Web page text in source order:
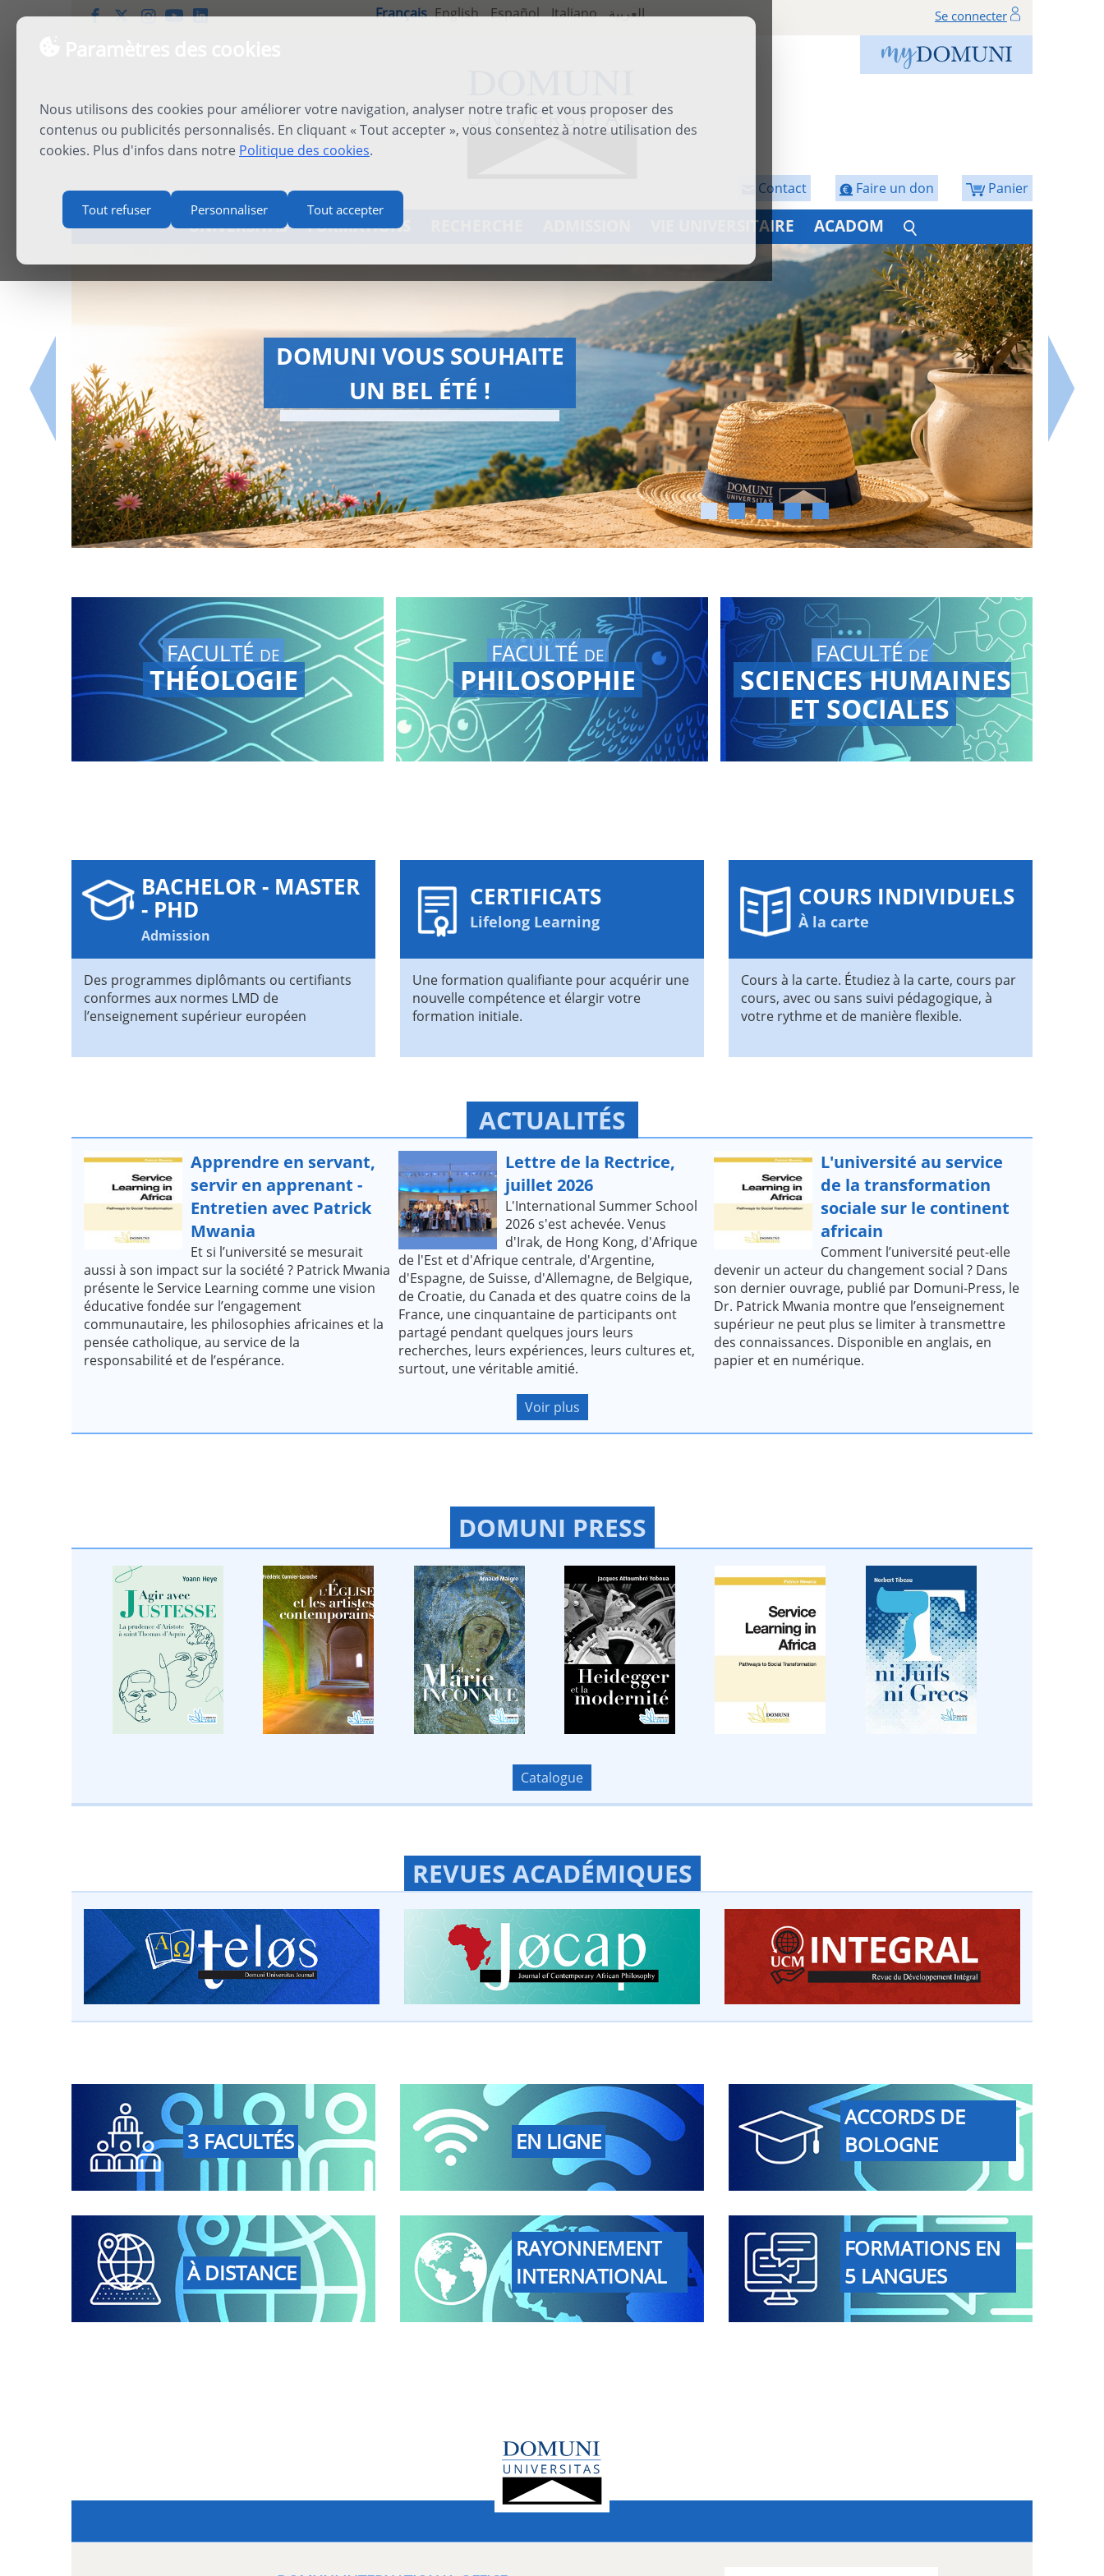
Nous utilisons des cookies pour améliorer votre navigation, analyser notre trafic et vous proposer des
contenus ou publicités personnalisés. En cliquant « Tout accepter », vous consentez à notre utilisation des
cookies. Plus d'infos dans notre Politique des cookies.
Tout refuser Personnaliser Tout accepter
Français English Español Italiano العربية Se connecter
Panier
Faire un don
Contact
UNIVERSITAS FORMATIONS VIE UNIVERSITAIRE ACADOM
INTERNATIONAL SUMMER
SCHOOL 2026
La Summer School est achevée !
Retrouvez les Grandes Conférencesen
replay sur notre chaine youtube.
FACULTÉ DE
THÉOLOGIE
FACULTÉ DE
PHILOSOPHIE
FACULTÉ DE
SCIENCES HUMAINES
ET SOCIALES
BACHELOR - MASTER
- PHD
Admission
Des programmes diplômants ou certifiants
conformes aux normes LMD de
l’enseignement supérieur européen
CERTIFICATS
Lifelong Learning
Une formation qualifiante pour acquérir une
nouvelle compétence et élargir votre
formation initiale.
COURS INDIVIDUELS
À la carte
Cours à la carte. Étudiez à la carte, cours par
cours, avec ou sans suivi pédagogique, à
votre rythme et de manière flexible.
ACTUALITÉS
Apprendre en servant,
servir en apprenant -
Entretien avec Patrick
Mwania
Et si l’université se mesurait
aussi à son impact sur la société ? Patrick Mwania
présente le Service Learning comme une vision
éducative fondée sur l’engagement
communautaire, les philosophies africaines et la
pensée catholique, au service de la
responsabilité et de l’espérance.
Lettre de la Rectrice,
juillet 2026
L'International Summer School
2026 s'est achevée. Venus
d'Irak, de Hong Kong, d'Afrique
de l'Est et d'Afrique centrale, d'Argentine,
d'Espagne, de Suisse, d'Allemagne, de Belgique,
de Croatie, du Canada et des quatre coins de la
France, une cinquantaine de participants ont
partagé pendant quelques jours leurs
recherches, leurs expériences, leurs cultures et,
surtout, une véritable amitié.
L'université au service
de la transformation
sociale sur le continent
africain
Comment l’université peut-elle
devenir un acteur du changement social ? Dans
son dernier ouvrage, publié par Domuni-Press, le
Dr. Patrick Mwania montre que l’enseignement
supérieur ne peut plus se limiter à transmettre
des connaissances. Disponible en anglais, en
papier et en numérique.
Voir plus
DOMUNI PRESS
Catalogue
REVUES ACADÉMIQUES
3 FACULTÉS EN LIGNE
ACCORDS DE
BOLOGNE
À DISTANCE
RAYONNEMENT
INTERNATIONAL
FORMATIONS EN
5 LANGUES